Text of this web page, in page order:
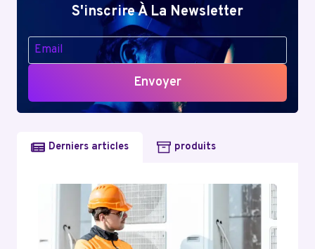
CRÉEZ
VOTRE
CONFIGURATION
ULTIME
S'inscrire À La Newsletter
Envoyer
Derniers articles produits